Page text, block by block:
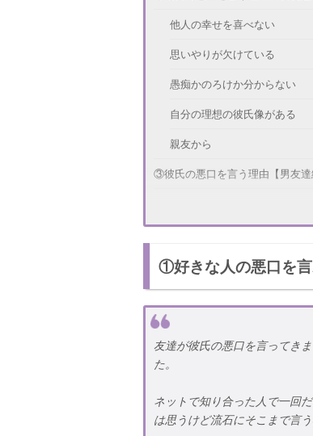
他人の幸せを喜べない
思いやりが欠けている
愚痴かのろけか分からない
自分の理想の彼氏像がある
親友から
③彼氏の悪口を言う理由【男友達
からかっている
④悪口を言われたときの対処法
⑤悪口なんて気にしちゃいけない
⑥さいごに
①好きな人の悪口を
友達が彼氏の悪口を言ってき
た。
ネットで知り合った人で一回
は思うけど流石にそこまで言